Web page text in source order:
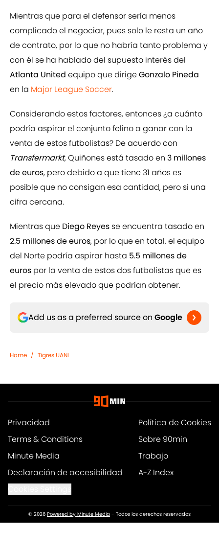
Mientras que para el defensor sería menos
complicado el negociar, pues solo le resta un año
de contrato, por lo que no habría tanto problema y
con él se ha hablado del supuesto interés del
Atlanta United equipo que dirigeGonzalo Pineda
en la Major League Soccer.
Considerando estos factores, entonces ¿a cuánto
podría aspirar el conjunto felino a ganar con la
venta de estos futbolistas? De acuerdo con
Transfermarkt, Quiñones está tasado en 3 millones
de euros, pero debido a que tiene 31 años es
posible que no consigan esa cantidad, pero si una
cifra cercana.
Mientras que Diego Reyes se encuentra tasado en
2.5 millones de euros, por lo que en total, el equipo
del Norte podría aspirar hasta 5.5 millones de
euros por la venta de estos dos futbolistas que es
el precio más elevado que podrían obtener.
Add us as a preferred source on Google
Home / Tigres UANL
Privacidad
Política de Cookies
Terms & Conditions
Sobre 90min
Minute Media
Trabajo
Declaración de accesibilidad
A-Z Index
© 2026 Powered by Minute Media - Todos los derechos reservados